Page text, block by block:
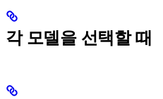
각 모델을 선택할 때